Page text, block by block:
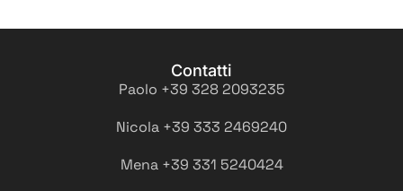
Contatti
Paolo +39 328 2093235
Nicola +39 333 2469240
Mena +39 331 5240424